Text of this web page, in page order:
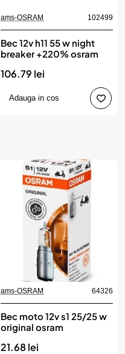
ams-OSRAM 102499
Bec 12v h11 55 w night
breaker +220% osram
106.79 lei
Adauga in cos
ams-OSRAM 64326
Bec moto 12v s1 25/25 w
original osram
21.68 lei